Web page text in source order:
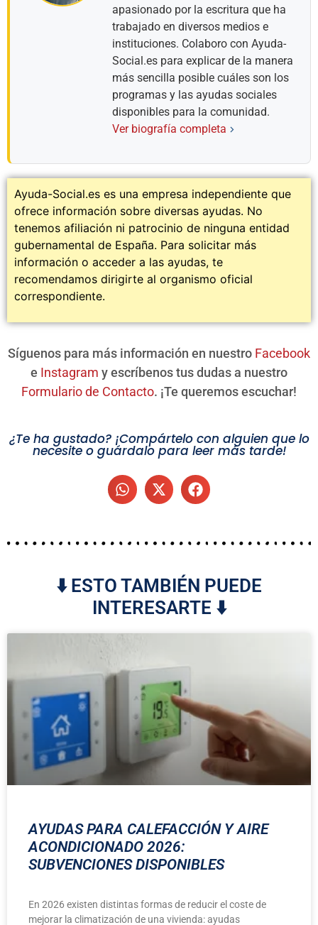
apasionado por la escritura que ha
trabajado en diversos medios e
instituciones. Colaboro con Ayuda-
Social.es para explicar de la manera
más sencilla posible cuáles son los
programas y las ayudas sociales
disponibles para la comunidad.
Ver biografía completa
Ayuda-Social.es es una empresa independiente que
ofrece información sobre diversas ayudas. No
tenemos afiliación ni patrocinio de ninguna entidad
gubernamental de España. Para solicitar más
información o acceder a las ayudas, te
recomendamos dirigirte al organismo oficial
correspondiente.
Síguenos para más información en nuestro Facebook
e Instagram y escríbenos tus dudas a nuestro
Formulario de Contacto. ¡Te queremos escuchar!
¿Te ha gustado? ¡Compártelo con alguien que lo
necesite o guárdalo para leer más tarde!
⬇️ ESTO TAMBIÉN PUEDE
INTERESARTE ⬇️
AYUDAS PARA CALEFACCIÓN Y AIRE
ACONDICIONADO 2026:
SUBVENCIONES DISPONIBLES
En 2026 existen distintas formas de reducir el coste de
mejorar la climatización de una vivienda: ayudas